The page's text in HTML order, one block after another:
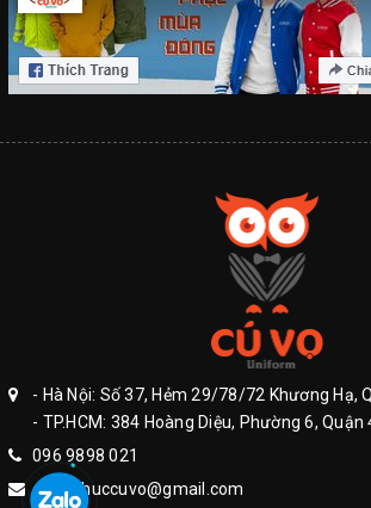
- Hà Nội: Số 37, Hẻm 29/78/72 Khương Hạ,
- TP.HCM: 384 Hoàng Diệu, Phường 6, Quận
096 9898 021
dongphuccuvo@gmail.com